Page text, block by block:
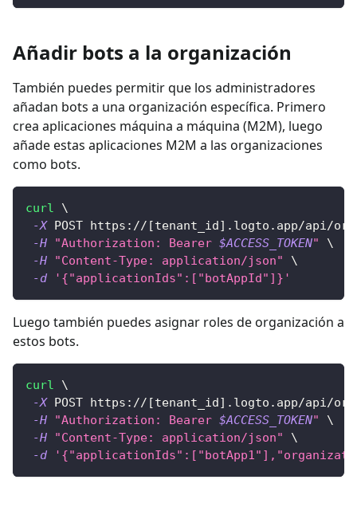
Añadir bots a la organización
También puedes permitir que los administradores
añadan bots a una organización específica. Primero
crea aplicaciones máquina a máquina (M2M), luego
añade estas aplicaciones M2M a las organizaciones
como bots.
curl
\
-X POST https:// [tenant_id] .logto.app/api/
-H
"Authorization: Bearer $ACCESS_TOKEN"
\
-H
"Content-Type: application/json"
\
-d
'{"applicationIds":["botAppId"]}'
Luego también puedes asignar roles de organización a
estos bots.
curl
\
-X POST https:// [tenant_id] .logto.app/api/
-H
"Authorization: Bearer $ACCESS_TOKEN"
\
-H
"Content-Type: application/json"
\
-d